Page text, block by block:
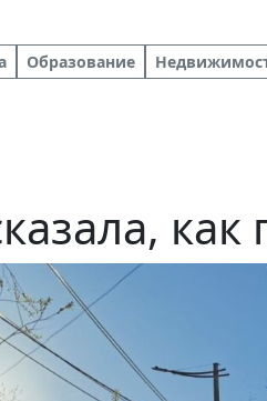
Образование